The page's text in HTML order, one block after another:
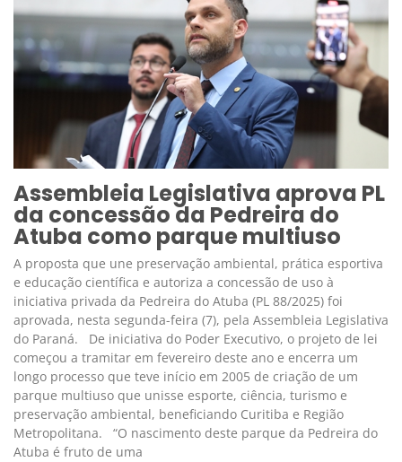
Assembleia Legislativa aprova PL
da concessão da Pedreira do
Atuba como parque multiuso
A proposta que une preservação ambiental, prática esportiva
e educação científica e autoriza a concessão de uso à
iniciativa privada da Pedreira do Atuba (PL 88/2025) foi
aprovada, nesta segunda-feira (7), pela Assembleia Legislativa
do Paraná. De iniciativa do Poder Executivo, o projeto de lei
começou a tramitar em fevereiro deste ano e encerra um
longo processo que teve início em 2005 de criação de um
parque multiuso que unisse esporte, ciência, turismo e
preservação ambiental, beneficiando Curitiba e Região
Metropolitana. “O nascimento deste parque da Pedreira do
Atuba é fruto de uma